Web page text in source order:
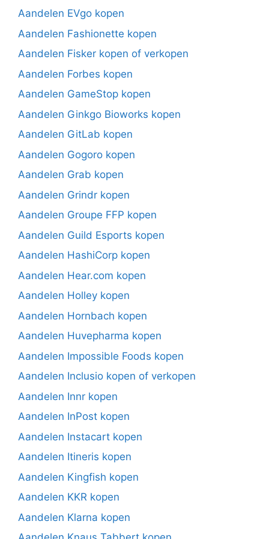
Aandelen EVgo kopen
Aandelen Fashionette kopen
Aandelen Fisker kopen of verkopen
Aandelen Forbes kopen
Aandelen GameStop kopen
Aandelen Ginkgo Bioworks kopen
Aandelen GitLab kopen
Aandelen Gogoro kopen
Aandelen Grab kopen
Aandelen Grindr kopen
Aandelen Groupe FFP kopen
Aandelen Guild Esports kopen
Aandelen HashiCorp kopen
Aandelen Hear.com kopen
Aandelen Holley kopen
Aandelen Hornbach kopen
Aandelen Huvepharma kopen
Aandelen Impossible Foods kopen
Aandelen Inclusio kopen of verkopen
Aandelen Innr kopen
Aandelen InPost kopen
Aandelen Instacart kopen
Aandelen Itineris kopen
Aandelen Kingfish kopen
Aandelen KKR kopen
Aandelen Klarna kopen